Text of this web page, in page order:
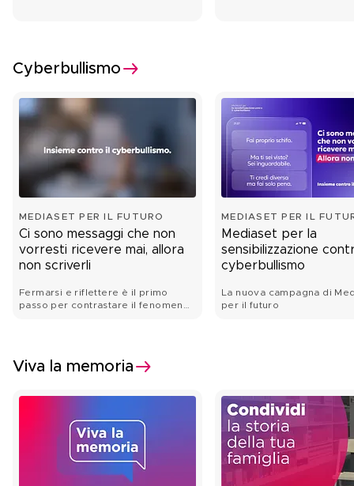
Cyberbullismo
MEDIASET PER IL FUTURO
Ci sono messaggi che non
vorresti ricevere mai, allora
non scriverli
Fermarsi e riflettere è il primo
passo per contrastare il fenomeno
MEDIASET PER IL
Mediaset per la
sensibilizzazione
cyberbullismo
La nuova campagna di
per il futuro
Viva la memoria